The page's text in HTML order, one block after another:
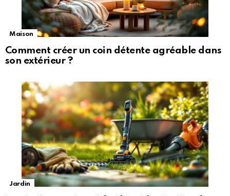
Maison
Comment créer un coin détente agréable dans
son extérieur ?
Jardin